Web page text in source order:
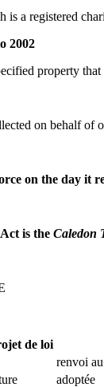
is a registered
2002
property
on behalf of
on the day it
is the Caledon
de loi
renvoi
adoptée